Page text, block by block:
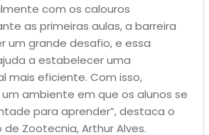
com os calouros
as primeiras aulas, a barreira
um grande desafio, e essa
a estabelecer uma
mais eficiente. Com isso,
ambiente em que os alunos se
para aprender”, destaca o
Zootecnia, Arthur Alves.